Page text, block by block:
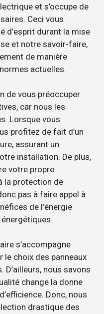
et s’occupe de
Ceci vous
d’esprit durant la mise
et notre savoir-faire,
de manière
actuelles.
de vous préoccuper
car nous les
Lorsque vous
profitez de fait d’un
assurant un
installation. De plus,
votre propre
la protection de
pas à faire appel à
de l’énergie
s’accompagne
le choix des panneaux
nous savons
change la donne
Donc, nous
drastique des